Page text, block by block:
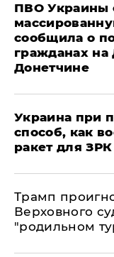
ПВО Украины
сообщила о
гражданах
Донетчине
Украина при
способ, как
ракет для
Трамп
Верховного
"родильном